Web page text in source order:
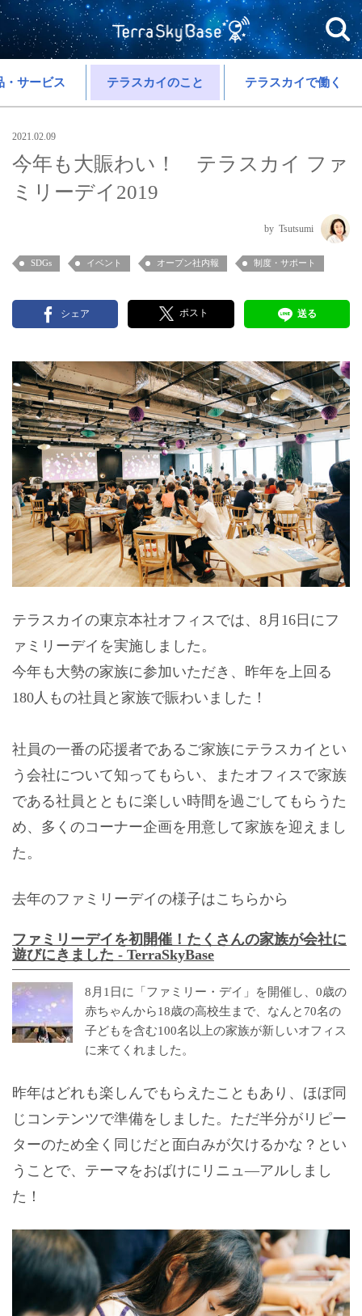
・サービス テラスカイのこと テラスカイで働く
2021.02.09
今年も大賑わい！ テラスカイ ファ
ミリーデイ2019
Tsutsumi
SDGs イベント オープン社内報 制度・サポート
シェア ポスト 送る
テラスカイの東京本社オフィスでは、8月16日にフ
ァミリーデイを実施しました。
今年も大勢の家族に参加いただき、昨年を上回る
180人もの社員と家族で賑わいました！
社員の一番の応援者であるご家族にテラスカイとい
う会社について知ってもらい、またオフィスで家族
である社員とともに楽しい時間を過ごしてもらうた
め、多くのコーナー企画を用意して家族を迎えまし
た。
去年のファミリーデイの様子はこちらから
ファミリーデイを初開催！たくさんの家族が会社に
遊びにきました - TerraSkyBase
8月1日に「ファミリー・デイ」を開催し、0歳の
赤ちゃんから18歳の高校生まで、なんと70名の
子どもを含む100名以上の家族が新しいオフィス
に来てくれました。
昨年はどれも楽しんでもらえたこともあり、ほぼ同
じコンテンツで準備をしました。ただ半分がリピー
ターのため全く同じだと面白みが欠けるかな？とい
うことで、テーマをおばけにリニュ―アルしまし
た！